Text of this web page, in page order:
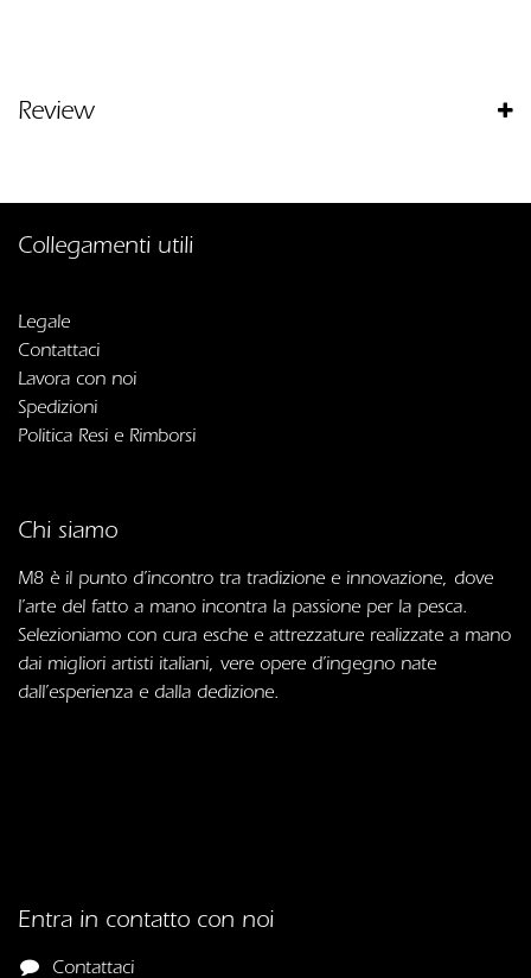
Review
Collegamenti utili
Legale
Contattaci
Lavora con noi
Spedizioni
Politica Resi e Rimborsi
Chi siamo
M8 è il punto d’incontro tra tradizione e innovazione, dove
l’arte del fatto a mano incontra la passione per la pesca.
Selezioniamo con cura esche e attrezzature realizzate a mano
dai migliori artisti italiani, vere opere d’ingegno nate
dall’esperienza e dalla dedizione.
Entra in contatto con noi
Contattaci